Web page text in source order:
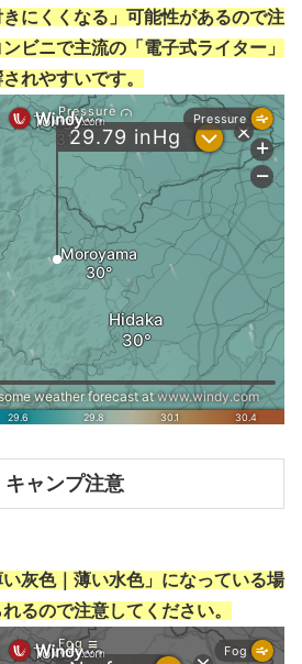
にくくなる」可能性があるので注
ビニで主流の「電子式ライター」
れやすいです。
ャンプ注意
灰色｜薄い水色」になっている場
るので注意してください。